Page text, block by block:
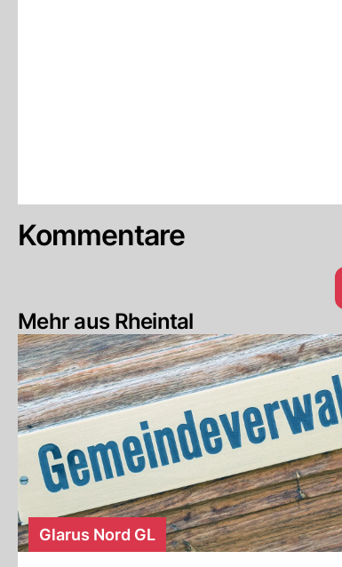
Kommentare
Mehr aus Rheintal
Glarus Nord GL